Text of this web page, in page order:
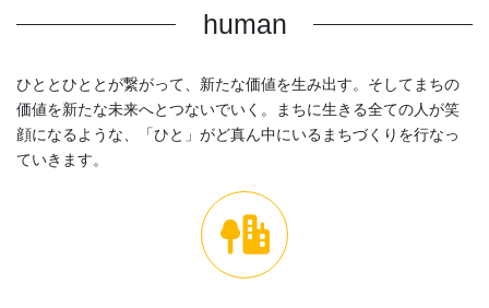
human
ひととひととが繋がって、新たな価値を生み出す。そしてまちの
価値を新たな未来へとつないでいく。まちに生きる全ての人が笑
顔になるような、「ひと」がど真ん中にいるまちづくりを行なっ
ていきます。